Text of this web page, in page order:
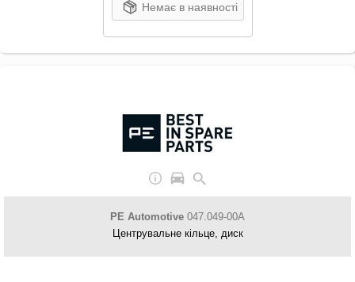
Немає в наявності
PE Automotive 047.049-00A
Центрувальне кільце, диск